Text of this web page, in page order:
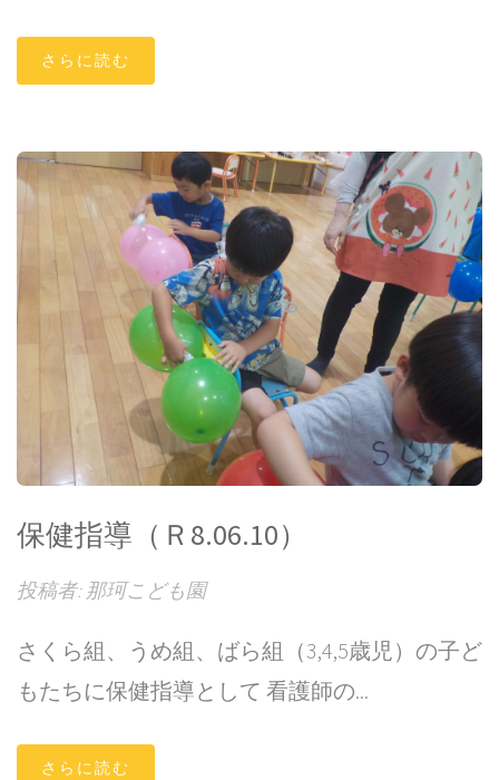
さらに読む
保健指導（Ｒ8.06.10）
投稿者: 那珂こども園
さくら組、うめ組、ばら組（3,4,5歳児）の子ど
もたちに保健指導として 看護師の...
さらに読む